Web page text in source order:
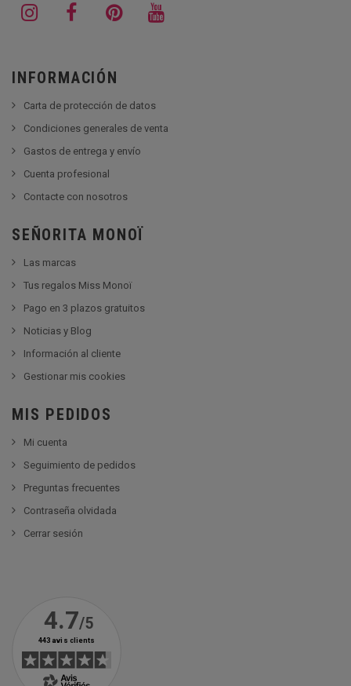
INFORMACIÓN
Carta de protección de datos
Condiciones generales de venta
Gastos de entrega y envío
Cuenta profesional
Contacte con nosotros
SEÑORITA MONOÏ
Las marcas
Tus regalos Miss Monoï
Pago en 3 plazos gratuitos
Noticias y Blog
Información al cliente
Gestionar mis cookies
MIS PEDIDOS
Mi cuenta
Seguimiento de pedidos
Preguntas frecuentes
Contraseña olvidada
Cerrar sesión